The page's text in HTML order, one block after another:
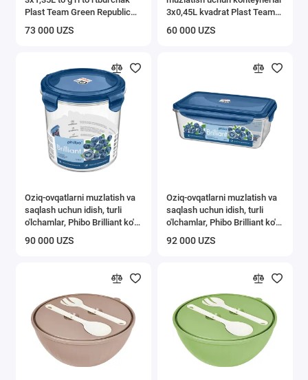
Plast Team Green Republic
73 000 UZS
3x0,45L kvadrat Plast Team
60 000 UZS
Oziq-ovqatlarni muzlatish va
saqlash uchun idish, turli
o'lchamlar, Phibo Brilliant ko'k
90 000 UZS
Oziq-ovqatlarni muzlatish va
saqlash uchun idish, turli
o'lchamlar, Phibo Brilliant ko'k
92 000 UZS